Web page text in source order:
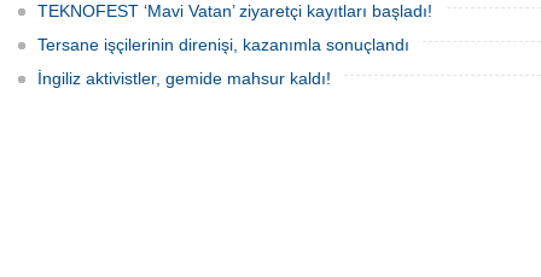
TEKNOFEST ‘Mavi Vatan’ ziyaretçi kayıtları başladı!
Tersane işçilerinin direnişi, kazanımla sonuçlandı
İngiliz aktivistler, gemide mahsur kaldı!